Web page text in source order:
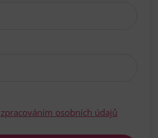
zpracováním osobních údajů